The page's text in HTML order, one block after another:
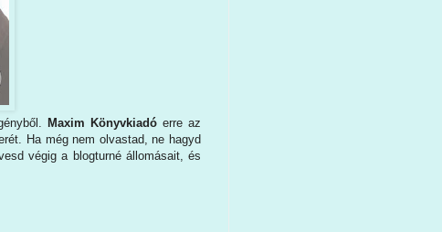
Maxim Könyvkiadóerre az
Ha még nem olvastad, ne hagyd
végig a blogturné állomásait, és